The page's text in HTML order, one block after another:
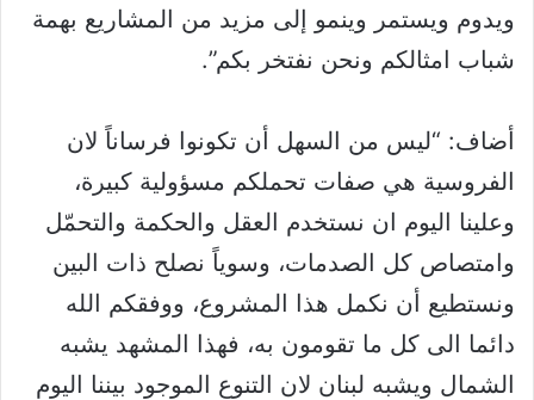
ويدوم ويستمر وينمو إلى مزيد من المشاريع بهمة
شباب امثالكم ونحن نفتخر بكم”.
أضاف: “ليس من السهل أن تكونوا فرساناً لان
الفروسية هي صفات تحملكم مسؤولية كبيرة،
وعلينا اليوم ان نستخدم العقل والحكمة والتحمّل
وامتصاص كل الصدمات، وسوياً نصلح ذات البين
ونستطيع أن نكمل هذا المشروع، ووفقكم الله
دائما الى كل ما تقومون به، فهذا المشهد يشبه
الشمال ويشبه لبنان لان التنوع الموجود بيننا اليوم